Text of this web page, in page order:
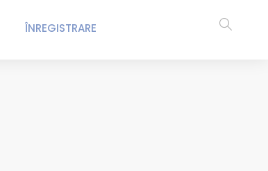
ÎNREGISTRARE